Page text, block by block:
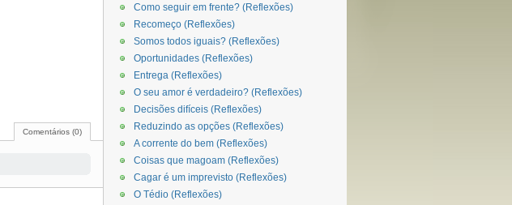
Comentários (0)
Como seguir em frente? (Reflexões)
Recomeço (Reflexões)
Somos todos iguais? (Reflexões)
Oportunidades (Reflexões)
Entrega (Reflexões)
O seu amor é verdadeiro? (Reflexões)
Decisões difíceis (Reflexões)
Reduzindo as opções (Reflexões)
A corrente do bem (Reflexões)
Coisas que magoam (Reflexões)
Cagar é um imprevisto (Reflexões)
O Tédio (Reflexões)